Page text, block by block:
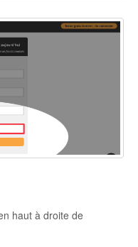
haut à droite de